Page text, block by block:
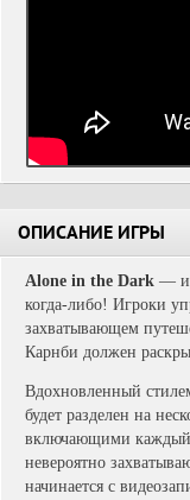
ОПИСАНИЕ ИГРЫ
Alone in the Dark —
когда-либо! Игроки
захватывающем
Карнби должен
Вдохновленный
будет разделен на
включающими каждый
невероятно
начинается с